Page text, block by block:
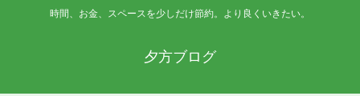
時間、お金、スペースを少しだけ節約。より良くいきたい。
夕方ブログ